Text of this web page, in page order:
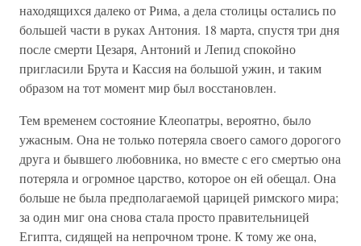
находящихся далеко от Рима, а дела столицы остались по
большей части в руках Антония. 18 марта, спустя три дня
после смерти Цезаря, Антоний и Лепид спокойно
пригласили Брута и Кассия на большой ужин, и таким
образом на тот момент мир был восстановлен.
Тем временем состояние Клеопатры, вероятно, было
ужасным. Она не только потеряла своего самого дорогого
друга и бывшего любовника, но вместе с его смертью она
потеряла и огромное царство, которое он ей обещал. Она
больше не была предполагаемой царицей римского мира;
за один миг она снова стала просто правительницей
Египта, сидящей на непрочном троне. К тому же она,